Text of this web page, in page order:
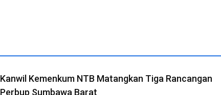
Kanwil Kemenkum NTB Matangkan Tiga Rancangan
Perbup Sumbawa Barat